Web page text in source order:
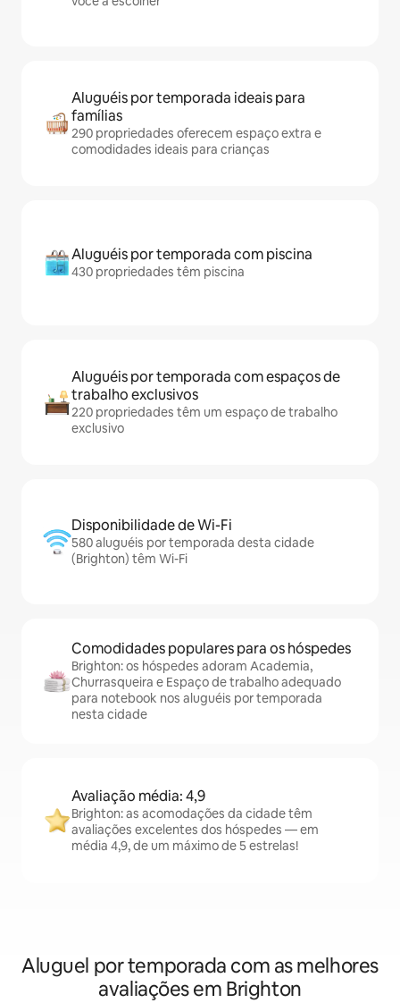
Aluguéis por temporada ideais para
famílias
290 propriedades oferecem espaço extra e
comodidades ideais para crianças
Aluguéis por temporada com piscina
430 propriedades têm piscina
Aluguéis por temporada com espaços de
trabalho exclusivos
220 propriedades têm um espaço de trabalho
exclusivo
Disponibilidade de Wi-Fi
580 aluguéis por temporada desta cidade
(Brighton) têm Wi-Fi
Comodidades populares para os hóspedes
Brighton: os hóspedes adoram Academia,
Churrasqueira e Espaço de trabalho adequado
para notebook nos aluguéis por temporada
nesta cidade
Avaliação média: 4,9
Brighton: as acomodações da cidade têm
avaliações excelentes dos hóspedes — em
média 4,9, de um máximo de 5 estrelas!
Aluguel por temporada com as melhores
avaliações em Brighton